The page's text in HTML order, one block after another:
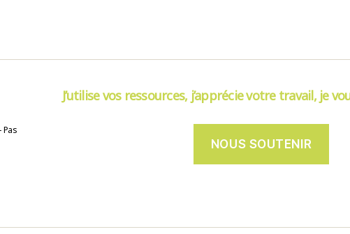
J’utilise vos ressources, j’apprécie votre travail, je
NOUS SOUTENIR